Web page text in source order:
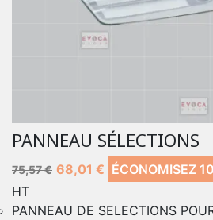
PANNEAU SÉLECTIONS
75,57 € 68,01 € ÉCONOMISEZ
HT
PANNEAU DE SELECTIONS